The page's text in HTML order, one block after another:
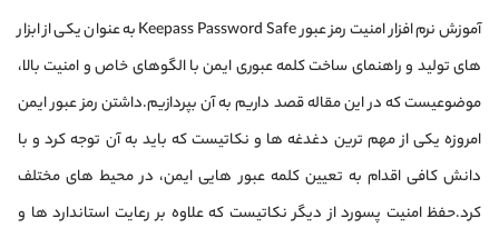
آموزش نرم افزار امنیت رمز عبور Keepass Password Safe به عنوان یکی از ابزار
های تولید و راهنمای ساخت کلمه عبوری ایمن با الگوهای خاص و امنیت بالا،
موضوعیست که در این مقاله قصد داریم به آن بپردازیم.داشتن رمز عبور ایمن
امروزه یکی از مهم ترین دغدغه ها و نکاتیست که باید به آن توجه کرد و با
دانش کافی اقدام به تعیین کلمه عبور هایی ایمن، در محیط های مختلف
کرد.حفظ امنیت پسورد از دیگر نکاتیست که علاوه بر رعایت استاندارد ها و